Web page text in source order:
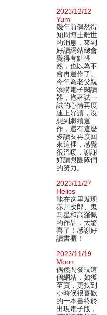
2023/12/12
Yumi
幾年前偶然得
知周博士離世
的消息，來到
好讀網站總會
覺得有點悵
然，也以為不
會再運作了。
今年為老父親
添購電子閱讀
器，抱著試一
試的心情再度
連上好讀，沒
想到繼續運
作，還有這麼
多讀友再度回
來這裡，感覺
很溫暖，謝謝
好讀與團隊們
的努力。
2023/11/27
Helios
能在这里发现
赤川次郎、鬼
马星和高羅佩
的作品，太驚
喜了！感謝好
讀書櫃！
2023/11/19
Moon
偶然間發現這
個網站，如獲
至寶，更找到
小時候很喜歡
的一本書終於
出現電子版，